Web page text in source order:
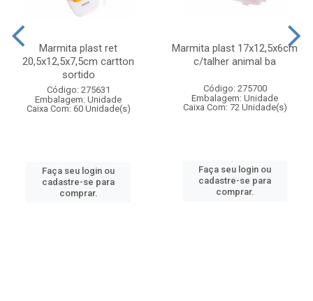
Marmita plast ret
20,5x12,5x7,5cm cartton
sortido
Código: 275631
Embalagem: Unidade
Caixa Com: 60 Unidade(s)
Faça seu login ou
cadastre-se para
comprar.
Marmita plast 17x12,5x6cm
c/talher animal ba
Código: 275700
Embalagem: Unidade
Caixa Com: 72 Unidade(s)
Faça seu login ou
cadastre-se para
comprar.